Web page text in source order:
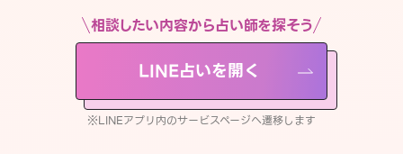
相談したい内容から占い師を探そう
LINE占いを開く
※LINEアプリ内のサービスページへ遷移します